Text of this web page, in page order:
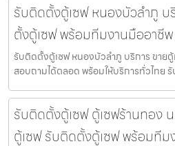
รับติดตั้งตู้เซฟ หนองบัวลำภู บ
ตั้งตู้เซฟ พร้อมทีมงานมืออาชี
รับติดตั้งตู้เซฟ หนองบัวลำภู บริการ ขาย
สอบถามได้ตลอด พร้อมให้บริการทั่วไทย
รับติดตั้งตู้เซฟ ตู้เซฟร้านทอง
ตู้เซฟ รับติดตั้งตู้เซฟ พร้อมทีม